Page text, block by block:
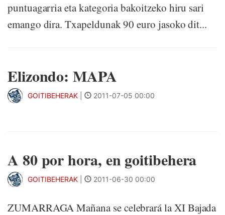
puntuagarria eta kategoria bakoitzeko hiru sari
emango dira. Txapeldunak 90 euro jasoko dit...
Elizondo: MAPA
GOITIBEHERAK 2011-07-05 00:00
A 80 por hora, en goitibehera
GOITIBEHERAK 2011-06-30 00:00
ZUMARRAGA Mañana se celebrará la XI Bajada